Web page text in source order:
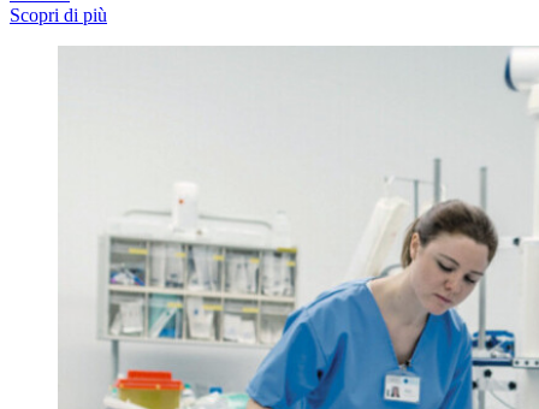
Scopri di più